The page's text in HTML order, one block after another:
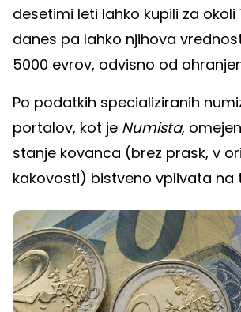
desetimi leti lahko kupili za okoli
danes pa lahko njihova
5000 evrov, odvisno od
Po podatkih specializiranih
portalov, kot je Numista,
stanje kovanca (brez prask, v
kakovosti) bistveno vplivata na